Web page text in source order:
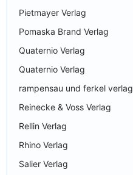
Pietmayer Verlag
Pomaska Brand Verlag
Quaternio Verlag
Quaternio Verlag
rampensau und ferkel verlag
Reinecke & Voss Verlag
Rellin Verlag
Rhino Verlag
Salier Verlag